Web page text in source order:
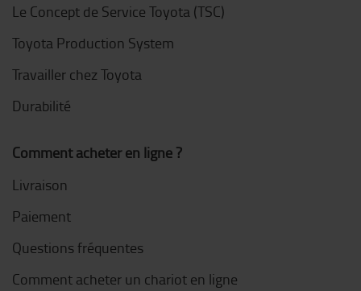
Le Concept de Service Toyota (TSC)
Toyota Production System
Travailler chez Toyota
Durabilité
Comment acheter en ligne ?
Livraison
Paiement
Questions fréquentes
Comment acheter un chariot en ligne